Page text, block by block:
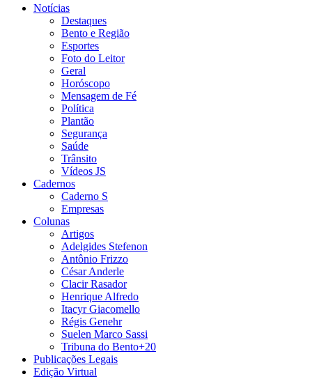
Notícias
Destaques
Bento e Região
Esportes
Foto do Leitor
Geral
Horóscopo
Mensagem de Fé
Política
Plantão
Segurança
Saúde
Trânsito
Vídeos JS
Cadernos
Caderno S
Empresas
Colunas
Artigos
Adelgides Stefenon
Antônio Frizzo
César Anderle
Clacir Rasador
Henrique Alfredo
Itacyr Giacomello
Régis Genehr
Suelen Marco Sassi
Tribuna do Bento+20
Publicações Legais
Edição Virtual